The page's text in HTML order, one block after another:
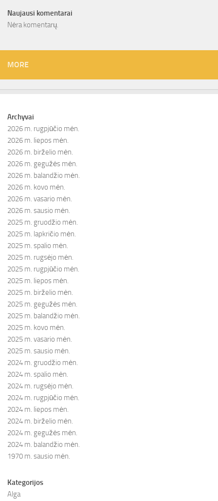
Naujausi komentarai
Nėra komentarų.
MORE
Archyvai
2026 m. rugpjūčio mėn.
2026 m. liepos mėn.
2026 m. birželio mėn.
2026 m. gegužės mėn.
2026 m. balandžio mėn.
2026 m. kovo mėn.
2026 m. vasario mėn.
2026 m. sausio mėn.
2025 m. gruodžio mėn.
2025 m. lapkričio mėn.
2025 m. spalio mėn.
2025 m. rugsėjo mėn.
2025 m. rugpjūčio mėn.
2025 m. liepos mėn.
2025 m. birželio mėn.
2025 m. gegužės mėn.
2025 m. balandžio mėn.
2025 m. kovo mėn.
2025 m. vasario mėn.
2025 m. sausio mėn.
2024 m. gruodžio mėn.
2024 m. spalio mėn.
2024 m. rugsėjo mėn.
2024 m. rugpjūčio mėn.
2024 m. liepos mėn.
2024 m. birželio mėn.
2024 m. gegužės mėn.
2024 m. balandžio mėn.
1970 m. sausio mėn.
Kategorijos
Alga